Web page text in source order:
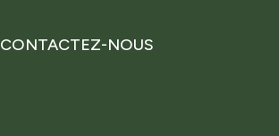
CONTACTEZ-NOUS